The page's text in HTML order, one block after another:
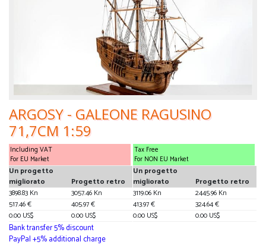
ARGOSY - GALEONE RAGUSINO
71,7CM 1:59
Including VAT
For EU Market
Un progetto
migliorato
Progetto retro
3898.83 Kn
3057.46 Kn
517.46 €
405.97 €
0.00 US$
0.00 US$
Tax Free
For NON EU Market
Un progetto
migliorato
Progetto retro
3119.06 Kn
2445.96 Kn
413.97 €
324.64 €
0.00 US$
0.00 US$
Bank transfer 5% discount
PayPal +5% additional charge